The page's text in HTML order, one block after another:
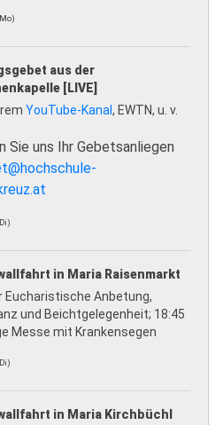
aus der
[LIVE]
YouTube-Kanal, EWTN, u. v.
Sie uns Ihr Gebetsanliegen
in Maria Raisenmarkt
Eucharistische Anbetung,
und Beichtgelegenheit; 18:45
Messe mit Krankensegen
in Maria Kirchbüchl